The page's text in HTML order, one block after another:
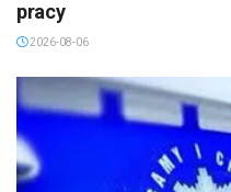
pracy
2026-08-06